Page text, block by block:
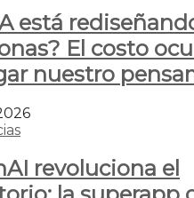
está
El costo
nuestro
revoluciona el